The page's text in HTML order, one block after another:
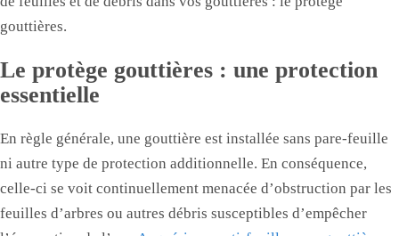
gouttières.
Le protège gouttières : une protection
essentielle
En règle générale, une gouttière est installée sans pare-feuille
ni autre type de protection additionnelle. En conséquence,
celle-ci se voit continuellement menacée d’obstruction par les
feuilles d’arbres ou autres débris susceptibles d’empêcher